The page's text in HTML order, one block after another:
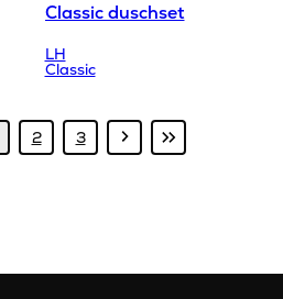
Classic duschset
LH
Classic
2 3
Nästa
sida
Sista
sidan